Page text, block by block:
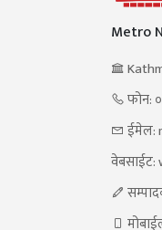
Metro
फोन:
ईमेल: